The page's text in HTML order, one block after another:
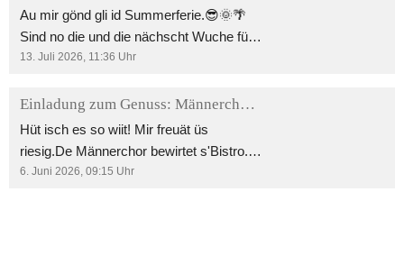
Au mir gönd gli id Summerferie.😎🌞🌴
Sind no die und die nächscht Wuche für
üch da. Chömmet verbi und gnüsset en
oder es chüehls Bierli und natürlich tolli
Gschpräch.🥂🍔🍹🍻 Freuet üs uf e tolli,
gmeinsam Ziit. s'Bistro-Team
13. Juli 2026, 11:36 Uhr
Einladung zum Genuss: Männerchor im Bistro!
Hüt isch es so wiit! Mir freuät üs
riesig.De Männerchor bewirtet s'Bistro.
Chömmät verbi und gnüssäts mit üs mit.
6. Juni 2026, 09:15 Uhr